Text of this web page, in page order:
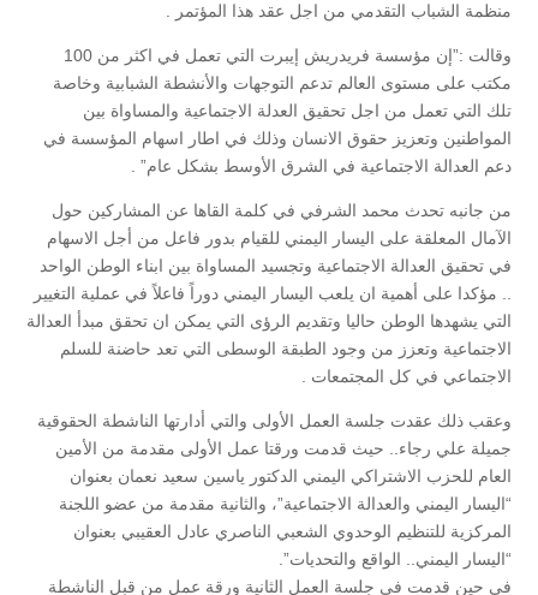
منظمة الشباب التقدمي من اجل عقد هذا المؤتمر .
وقالت :”إن مؤسسة فريدريش إيبرت التي تعمل في اكثر من 100
مكتب على مستوى العالم تدعم التوجهات والأنشطة الشبابية وخاصة
تلك التي تعمل من اجل تحقيق العدلة الاجتماعية والمساواة بين
المواطنين وتعزيز حقوق الانسان وذلك في اطار اسهام المؤسسة في
دعم العدالة الاجتماعية في الشرق الأوسط بشكل عام” .
من جانبه تحدث محمد الشرفي في كلمة القاها عن المشاركين حول
الآمال المعلقة على اليسار اليمني للقيام بدور فاعل من أجل الاسهام
في تحقيق العدالة الاجتماعية وتجسيد المساواة بين ابناء الوطن الواحد
.. مؤكدا على أهمية ان يلعب اليسار اليمني دوراً فاعلاً في عملية التغيير
التي يشهدها الوطن حاليا وتقديم الرؤى التي يمكن ان تحقق مبدأ العدالة
الاجتماعية وتعزز من وجود الطبقة الوسطى التي تعد حاضنة للسلم
الاجتماعي في كل المجتمعات .
وعقب ذلك عقدت جلسة العمل الأولى والتي أدارتها الناشطة الحقوقية
جميلة علي رجاء.. حيث قدمت ورقتا عمل الأولى مقدمة من الأمين
العام للحزب الاشتراكي اليمني الدكتور ياسين سعيد نعمان بعنوان
“اليسار اليمني والعدالة الاجتماعية”، والثانية مقدمة من عضو اللجنة
المركزية للتنظيم الوحدوي الشعبي الناصري عادل العقيبي بعنوان
“اليسار اليمني.. الواقع والتحديات”.
في حين قدمت في جلسة العمل الثانية ورقة عمل من قبل الناشطة